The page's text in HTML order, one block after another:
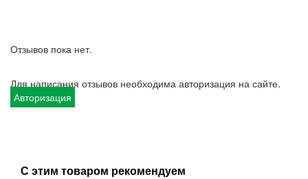
Отзывов пока нет.
Для написания отзывов необходима авторизация на сайте.
Авторизация
С этим товаром рекомендуем